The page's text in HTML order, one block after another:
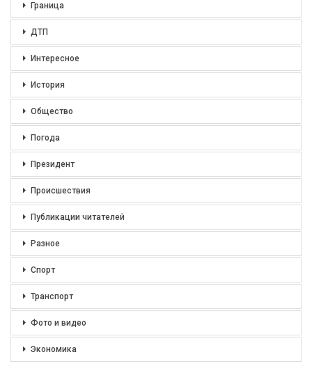
Граница
ДТП
Интересное
История
Общество
Погода
Президент
Происшествия
Публикации читателей
Разное
Спорт
Транспорт
Фото и видео
Экономика